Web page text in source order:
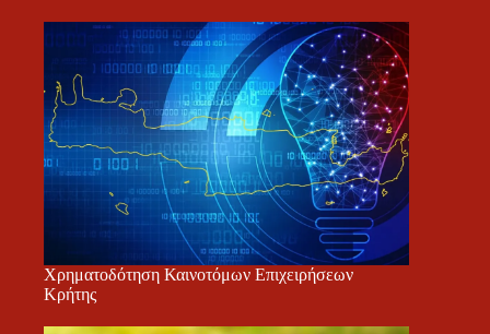
Χρηματοδότηση Καινοτόμων Επιχειρήσεων
Κρήτης